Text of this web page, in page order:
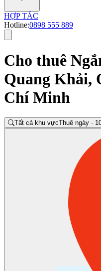
HỢP TÁC
Hotline:0898 555 889
Cho thuê
Quang Khải,
Chí Minh
Tất cả khu vựcThuê ngày ·